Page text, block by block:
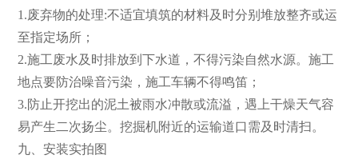
1.废弃物的处理:不适宜填筑的材料及时分别堆放整齐或运
至指定场所；
2.施工废水及时排放到下水道，不得污染自然水源。施工
地点要防治噪音污染，施工车辆不得鸣笛；
3.防止开挖出的泥土被雨水冲散或流溢，遇上干燥天气容
易产生二次扬尘。挖掘机附近的运输道口需及时清扫。
九、安装实拍图